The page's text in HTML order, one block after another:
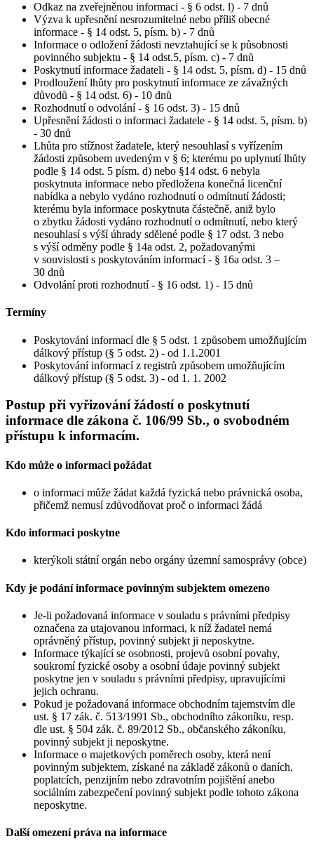
Odkaz na zveřejněnou informaci - § 6 odst. l) - 7 dnů
Výzva k upřesnění nesrozumitelné nebo příliš obecné
informace - § 14 odst. 5, písm. b) - 7 dnů
Informace o odložení žádosti nevztahující se k působnosti
povinného subjektu - § 14 odst.5, písm. c) - 7 dnů
Poskytnutí informace žadateli - § 14 odst. 5, písm. d) - 15 dnů
Prodloužení lhůty pro poskytnutí informace ze závažných
důvodů - § 14 odst. 6) - 10 dnů
Rozhodnutí o odvolání - § 16 odst. 3) - 15 dnů
Upřesnění žádosti o informaci žadatele - § 14 odst. 5, písm. b)
- 30 dnů
Lhůta pro stížnost žadatele, který nesouhlasí s vyřízením
žádosti způsobem uvedeným v § 6; kterému po uplynutí lhůty
podle § 14 odst. 5 písm. d) nebo §14 odst. 6 nebyla
poskytnuta informace nebo předložena konečná licenční
nabídka a nebylo vydáno rozhodnutí o odmítnutí žádosti;
kterému byla informace poskytnuta částečně, aniž bylo
o zbytku žádosti vydáno rozhodnutí o odmítnutí, nebo který
nesouhlasí s výší úhrady sdělené podle § 17 odst. 3 nebo
s výší odměny podle § 14a odst. 2, požadovanými
v souvislosti s poskytováním informací - § 16a odst. 3 –
30 dnů
Odvolání proti rozhodnutí - § 16 odst. 1) - 15 dnů
Termíny
Poskytování informací dle § 5 odst. 1 způsobem umožňujícím
dálkový přístup (§ 5 odst. 2) - od 1.1.2001
Poskytování informací z registrů způsobem umožňujícím
dálkový přístup (§ 5 odst. 3) - od 1. 1. 2002
Postup při vyřizování žádostí o poskytnutí
informace dle zákona č. 106/99 Sb., o svobodném
přístupu k informacím.
Kdo může o informaci požádat
o informaci může žádat každá fyzická nebo právnická osoba,
přičemž nemusí zdůvodňovat proč o informaci žádá
Kdo informaci poskytne
kterýkoli státní orgán nebo orgány územní samosprávy (obce)
Kdy je podání informace povinným subjektem omezeno
Je-li požadovaná informace v souladu s právními předpisy
označena za utajovanou informaci, k níž žadatel nemá
oprávněný přístup, povinný subjekt ji neposkytne.
Informace týkající se osobnosti, projevů osobní povahy,
soukromí fyzické osoby a osobní údaje povinný subjekt
poskytne jen v souladu s právními předpisy, upravujícími
jejich ochranu.
Pokud je požadovaná informace obchodním tajemstvím dle
ust. § 17 zák. č. 513/1991 Sb., obchodního zákoníku, resp.
dle ust. § 504 zák. č. 89/2012 Sb., občanského zákoníku,
povinný subjekt ji neposkytne.
Informace o majetkových poměrech osoby, která není
povinným subjektem, získané na základě zákonů o daních,
poplatcích, penzijním nebo zdravotním pojištění anebo
sociálním zabezpečení povinný subjekt podle tohoto zákona
neposkytne.
Další omezení práva na informace